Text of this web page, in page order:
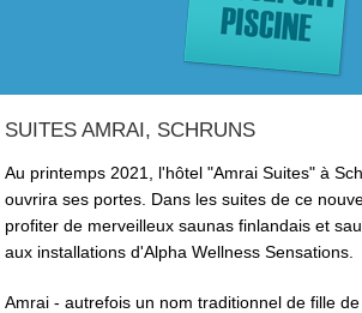
SUITES AMRAI, SCHRUNS
Au printemps 2021, l'hôtel "Amrai Suites" à
ouvrira ses portes. Dans les suites de ce
profiter de merveilleux saunas finlandais et
aux installations d'Alpha Wellness Sensations.
Amrai - autrefois un nom traditionnel de fille